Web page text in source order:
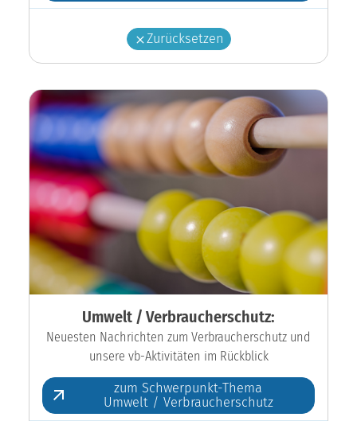
Zurücksetzen
Umwelt / Verbraucherschutz:
Neuesten Nachrichten zum Verbraucherschutz und
unsere vb-Aktivitäten im Rückblick
zum Schwerpunkt-Thema
Umwelt / Verbraucherschutz